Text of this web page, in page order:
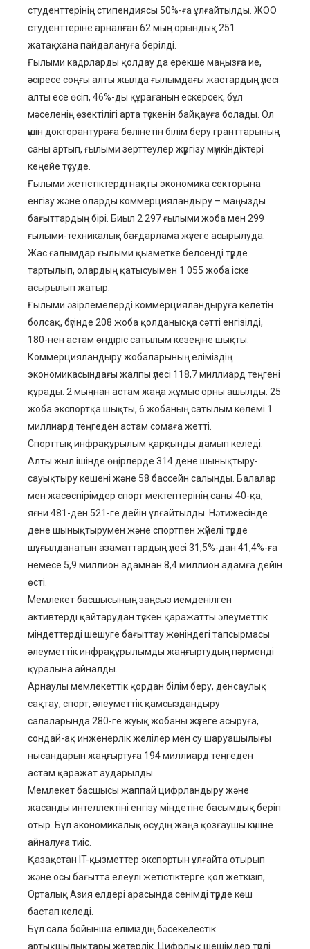
студенттерінің стипендиясы 50%-ға ұлғайтылды. ЖОО
студенттеріне арналған 62 мың орындық 251
жатақхана пайдалануға берілді.
Ғылыми кадрларды қолдау да ерекше маңызға ие,
әсіресе соңғы алты жылда ғылымдағы жастардың үлесі
алты есе өсіп, 46%-ды құрағанын ескерсек, бұл
мәселенің өзектілігі арта түскенін байқауға болады. Ол
үшін докторантураға бөлінетін білім беру гранттарының
саны артып, ғылыми зерттеулер жүргізу мүмкіндіктері
кеңейе түсуде.
Ғылыми жетістіктерді нақты экономика секторына
енгізу және оларды коммерцияландыру – маңызды
бағыттардың бірі. Биыл 2 297 ғылыми жоба мен 299
ғылыми-техникалық бағдарлама жүзеге асырылуда.
Жас ғалымдар ғылыми қызметке белсенді түрде
тартылып, олардың қатысуымен 1 055 жоба іске
асырылып жатыр.
Ғылыми әзірлемелерді коммерцияландыруға келетін
болсақ, бүгінде 208 жоба қолданысқа сәтті енгізілді,
180-нен астам өндіріс сатылым кезеңіне шықты.
Коммерцияландыру жобаларының еліміздің
экономикасындағы жалпы үлесі 118,7 миллиард теңгені
құрады. 2 мыңнан астам жаңа жұмыс орны ашылды. 25
жоба экспортқа шықты, 6 жобаның сатылым көлемі 1
миллиард теңгеден астам сомаға жетті.
Спорттық инфрақұрылым қарқынды дамып келеді.
Алты жыл ішінде өңірлерде 314 дене шынықтыру-
сауықтыру кешені және 58 бассейн салынды. Балалар
мен жасөспірімдер спорт мектептерінің саны 40-қа,
яғни 481-ден 521-ге дейін ұлғайтылды. Нәтижесінде
дене шынықтырумен және спортпен жүйелі түрде
шұғылданатын азаматтардың үлесі 31,5%-дан 41,4%-ға
немесе 5,9 миллион адамнан 8,4 миллион адамға дейін
өсті.
Мемлекет басшысының заңсыз иемденілген
активтерді қайтарудан түскен қаражатты әлеуметтік
міндеттерді шешуге бағыттау жөніндегі тапсырмасы
әлеуметтік инфрақұрылымды жаңғыртудың пәрменді
құралына айналды.
Арнаулы мемлекеттік қордан білім беру, денсаулық
сақтау, спорт, әлеуметтік қамсыздандыру
салаларында 280-ге жуық жобаны жүзеге асыруға,
сондай-ақ инженерлік желілер мен су шаруашылығы
нысандарын жаңғыртуға 194 миллиард теңгеден
астам қаражат аударылды.
Мемлекет басшысы жаппай цифрландыру және
жасанды интеллектіні енгізу міндетіне басымдық беріп
отыр. Бұл экономикалық өсудің жаңа қозғаушы күшіне
айналуға тиіс.
Қазақстан IT-қызметтер экспортын ұлғайта отырып
және осы бағытта елеулі жетістіктерге қол жеткізіп,
Орталық Азия елдері арасында сенімді түрде көш
бастап келеді.
Бұл сала бойынша еліміздің бәсекелестік
артықшылықтары жетерлік. Цифрлық шешімдер түрлі